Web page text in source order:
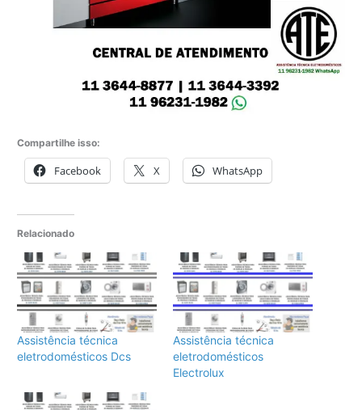
Compartilhe isso:
Facebook X WhatsApp
Relacionado
Assistência técnica
eletrodomésticos Dcs
Assistência técnica
eletrodomésticos
Electrolux